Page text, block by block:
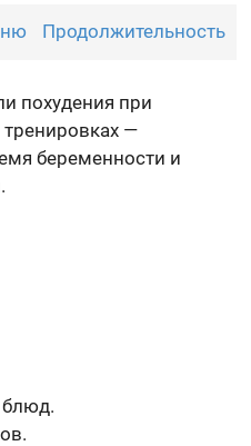
Продолжительность
похудения при
—
беременности и